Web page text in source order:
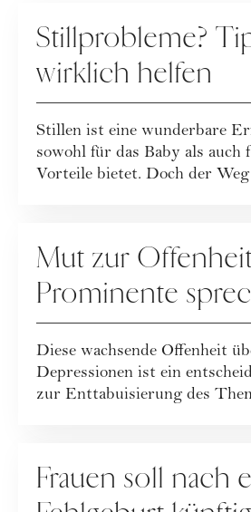
Stillprobleme?
wirklich helfen
Stillen ist eine wunderbare
sowohl für das Baby als auch
Vorteile bietet. Doch der
Mut zur
Prominente
ihre postpartale
Diese wachsende Offenheit
Depressionen ist ein
zur Enttabuisierung des
Frauen soll nach